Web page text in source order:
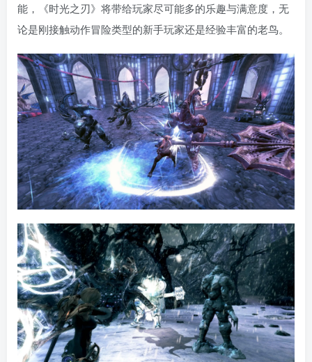
能，《时光之刃》将带给玩家尽可能多的乐趣与满意度，无
论是刚接触动作冒险类型的新手玩家还是经验丰富的老鸟。